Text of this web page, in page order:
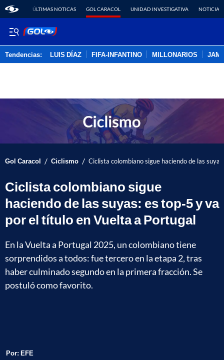
ÚLTIMAS NOTICAS GOL CARACOL UNIDAD INVESTIGATIVA NOTICIAS
Tendencias: LUIS DÍAZ FIFA-INFANTINO MILLONARIOS
Gol Caracol / Ciclismo / Ciclista colombiano sigue haciendo de las
Ciclista colombiano sigue
haciendo de las suyas: es top-5 y va
por el título en Vuelta a Portugal
En la Vuelta a Portugal 2025, un colombiano tiene
sorprendidos a todos: fue tercero en la etapa 2, tras
haber culminado segundo en la primera fracción. Se
postuló como favorito.
Por: EFE